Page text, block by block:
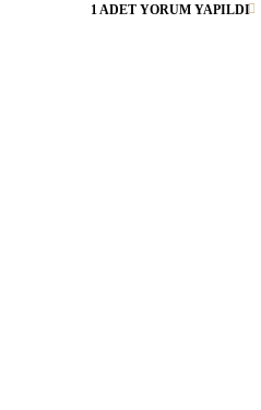
1 ADET YORUM YAPILDI